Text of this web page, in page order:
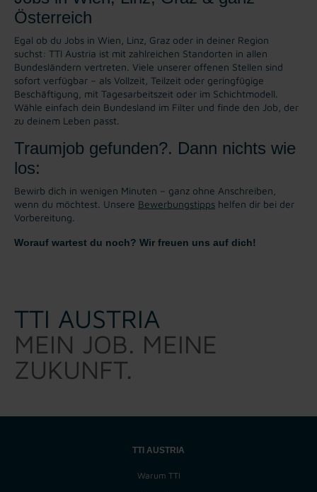
Österreich
Egal ob du Jobs in Wien, Linz, Graz oder in deiner Region
suchst: TTI Austria ist mit zahlreichen Standorten in allen
Bundesländern vertreten. Viele unserer offenen Stellen sind
sofort verfügbar – als Vollzeit, Teilzeit oder geringfügige
Beschäftigung, mit Tagesarbeitszeit oder im Schichtmodell.
Wähle einfach dein Bundesland im Filter und finde den Job, der
zu deinem Leben passt.
Traumjob gefunden?. Dann nichts wie
los:
Bewirb dich in wenigen Minuten – ganz ohne Anschreiben,
wenn du möchtest. Unsere Bewerbungstipps helfen dir bei der
Vorbereitung.
Worauf wartest du noch? Wir freuen uns auf dich!
TTI AUSTRIA
MEIN JOB. MEINE
ZUKUNFT.
TTI AUSTRIA
Warum TTI